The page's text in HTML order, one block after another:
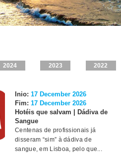
2024 2023 2022
Inio: 17 December 2026
Fim: 17 December 2026
Hotéis que salvam | Dádiva de
Sangue
Centenas de profissionais já
disseram “sim” à dádiva de
sangue, em Lisboa, pelo que...